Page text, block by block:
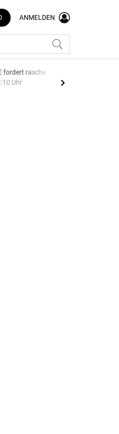
ANMELDEN
fordert rasche
Uhr